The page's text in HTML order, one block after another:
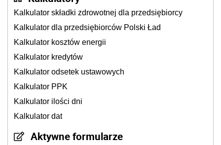
Kalkulator składki zdrowotnej dla przedsiębiorcy
Kalkulator dla przedsiębiorców Polski Ład
Kalkulator kosztów energii
Kalkulator kredytów
Kalkulator odsetek ustawowych
Kalkulator PPK
Kalkulator ilości dni
Kalkulator dat
Aktywne formularze